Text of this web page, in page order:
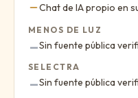
Parcial:
Chat de IA propio en
MENOS DE LUZ
—Sin dato público:
Sin fuente pública
SELECTRA
—Sin dato público:
Sin fuente pública